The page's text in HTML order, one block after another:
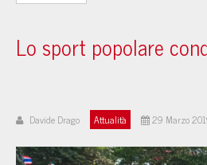
Lo sport popolare
Davide Drago Attualità 29 Marzo